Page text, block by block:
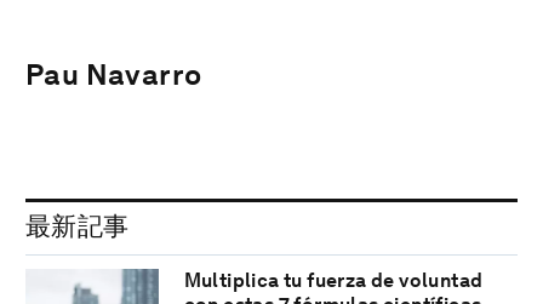
Pau Navarro
最新記事
Multiplica tu fuerza de voluntad